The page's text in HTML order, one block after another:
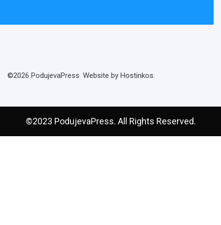
©2026 PodujevaPress. Website by Hostinkos.
©2023 PodujevaPress. All Rights Reserved.